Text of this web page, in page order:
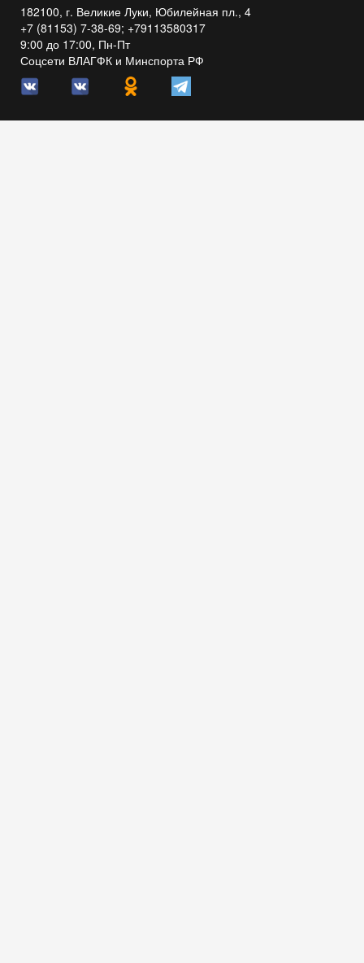
182100, г. Великие Луки, Юбилейная пл., 4
+7 (81153) 7-38-69; +79113580317
9:00 до 17:00, Пн-Пт
Соцсети ВЛАГФК и Минспорта РФ